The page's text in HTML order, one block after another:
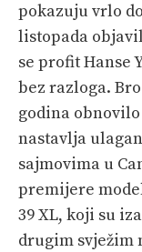
pokazuju vrlo
listopada
se profit Hanse
bez razloga.
godina
nastavlja
sajmovima u
premijere
39 XL, koji su
drugim svježim